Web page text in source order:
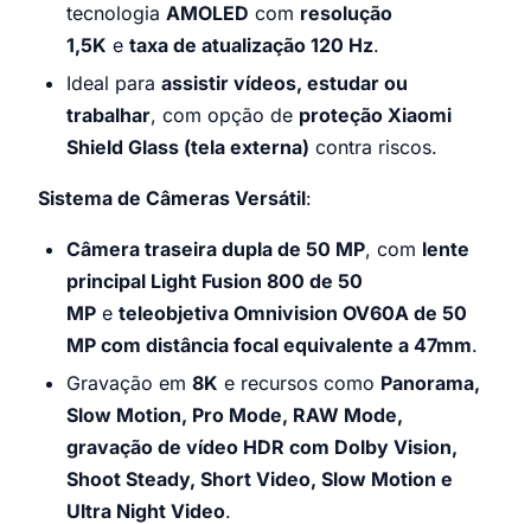
tecnologia AMOLED com resolução
1,5K e taxa de atualização 120 Hz.
Ideal para assistir vídeos, estudar ou
trabalhar, com opção de proteção Xiaomi
Shield Glass (tela externa) contra riscos.
Sistema de Câmeras Versátil:
Câmera traseira dupla de 50 MP, com lente
principal Light Fusion 800 de 50
MP e teleobjetiva Omnivision OV60A de 50
MP com distância focal equivalente a 47mm.
Gravação em 8K e recursos como Panorama,
Slow Motion, Pro Mode, RAW Mode,
gravação de vídeo HDR com Dolby Vision,
Shoot Steady, Short Video, Slow Motion e
Ultra Night Video.